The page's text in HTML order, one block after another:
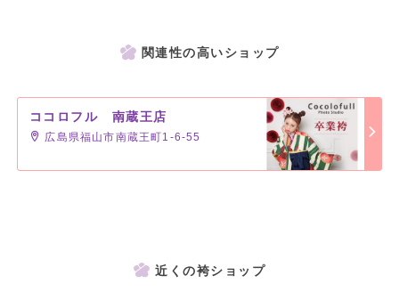
関連性の高いショップ
ココロフル 南蔵王店
広島県福山市南蔵王町1-6-55
近くの袴ショップ